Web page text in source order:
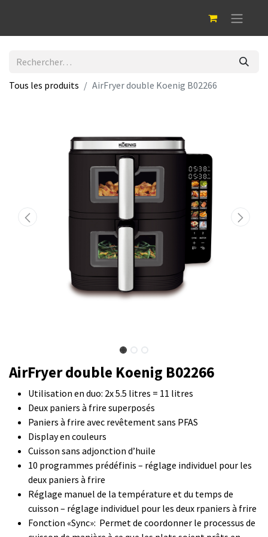
Tous les produits AirFryer double Koenig B02266
AirFryer double Koenig B02266
Utilisation en duo: 2x 5.5 litres = 11 litres
Deux paniers à frire superposés
Paniers à frire avec revêtement sans PFAS
Display en couleurs
Cuisson sans adjonction d’huile
10 programmes prédéfinis – réglage individuel pour les
deux paniers à frire
Réglage manuel de la température et du temps de
cuisson – réglage individuel pour les deux rpaniers à frire
Fonction «Sync»: Permet de coordonner le processus de